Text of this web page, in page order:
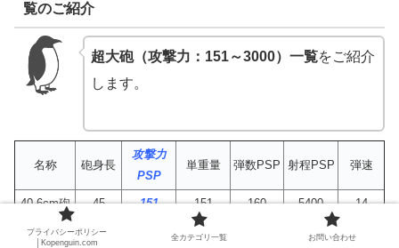
覧のご紹介
超大砲（攻撃力：151～3000）一覧をご紹介
します。
名称 砲身長
攻撃力
PSP
単重量 弾数PSP 射程PSP 弾速
40.6cm砲 45 151 151 160 5400 14
41cm砲 45 155
プライバシーポリシー
│Kopenguin.com
全カテゴリ一覧 お問い合わせ